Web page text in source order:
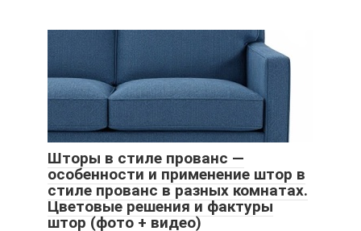
Шторы в стиле прованс —
особенности и применение штор в
стиле прованс в разных комнатах.
Цветовые решения и фактуры
штор (фото + видео)